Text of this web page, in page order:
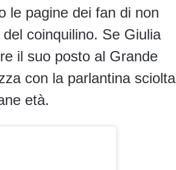
le pagine dei fan di non
coinquilino. Se Giulia
il suo posto al Grande
con la parlantina sciolta
età.